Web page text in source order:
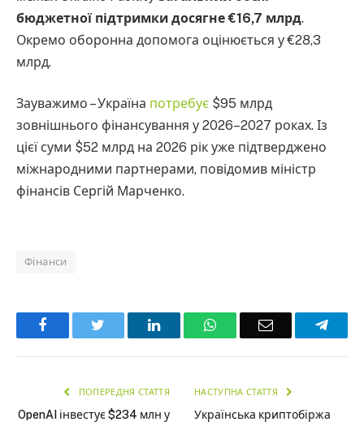
бюджетної підтримки досягне €16,7 млрд.
Окремо оборонна допомога оцінюється у €28,3
млрд.
Зауважимо – Україна потребує $95 млрд
зовнішнього фінансування у 2026–2027 роках. Із
цієї суми $52 млрд на 2026 рік уже підтверджено
міжнародними партнерами, повідомив міністр
фінансів Сергій Марченко.
Фінанси
Facebook LinkedInWhatsAppEmail
ПОПЕРЕДНЯ СТАТТЯ
OpenAI інвестує $234 млн у
НАСТУПНА СТАТТЯ
Українська криптобіржа